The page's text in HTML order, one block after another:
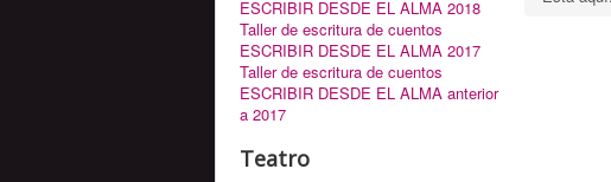
ESCRIBIR DESDE EL ALMA 2018
Taller de escritura de cuentos
ESCRIBIR DESDE EL ALMA 2017
Taller de escritura de cuentos
ESCRIBIR DESDE EL ALMA anterior
a 2017
Teatro